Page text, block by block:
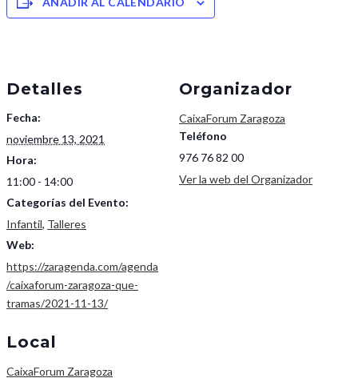
Detalles
Fecha:
noviembre 13, 2021
Hora:
11:00 - 14:00
Categorías del Evento:
Infantil, Talleres
Web:
https://zaragenda.com/agenda
/caixaforum-zaragoza-que-
tramas/2021-11-13/
Local
CaixaForum Zaragoza
Organizador
CaixaForum Zaragoza
Teléfono
976 76 82 00
Ver la web del Organizador